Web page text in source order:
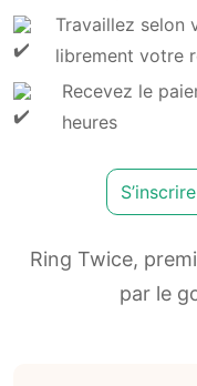
Travaillez selon
librement votre
Recevez le
heures
Ring Twice,
par le